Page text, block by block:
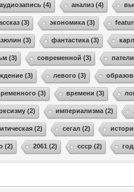
аудиозапись (4) анализ (4)
(3) экономика (3)
(3) фантастика (3)
(3) современной (3)
(3) левого (3)
(3) времени (3)
(2) империализма (2)
(2) сегал (2)
(2) 2061 (2) ссср (2)